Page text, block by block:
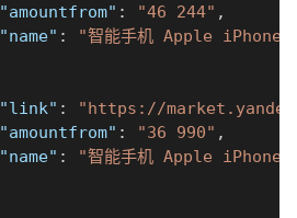
"amountfrom" : "46 244" ,
"name" :
"智能手机 Apple iPhone
"link" :
"https://
"amountfrom" : "36 990" ,
"name" :
"智能手机 Apple iPhone